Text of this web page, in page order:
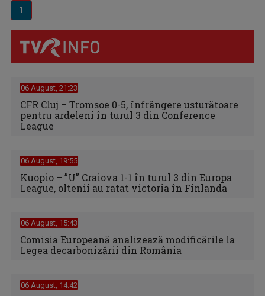
1
06 August, 21:23
CFR Cluj – Tromsoe 0-5, înfrângere usturătoare
pentru ardeleni în turul 3 din Conference
League
06 August, 19:55
Kuopio – ”U” Craiova 1-1 în turul 3 din Europa
League, oltenii au ratat victoria în Finlanda
06 August, 15:43
Comisia Europeană analizează modificările la
Legea decarbonizării din România
06 August, 14:42